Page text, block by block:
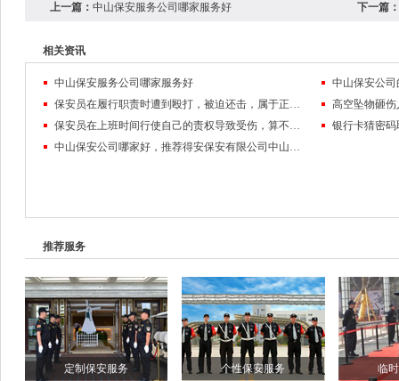
上一篇： 中山保安服务公司哪家服务好 下一篇：
相关资讯
中山保安服务公司哪家服务好
中山保安公
保安员在履行职责时遭到殴打，被迫还击，属于正当防卫吗
高空坠物砸
保安员在上班时间行使自己的责权导致受伤，算不算工伤呢？劝架被打伤应有谁来承担法律责任？
银行卡猜密
中山保安公司哪家好，推荐得安保安有限公司中山分公司
推荐服务
定制保安服务 个性保安服务 临